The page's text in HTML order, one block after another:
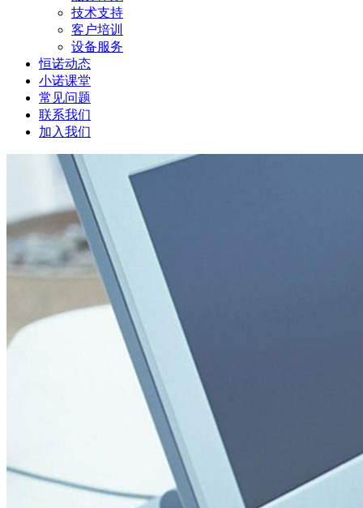
技术支持
客户培训
设备服务
恒诺动态
小诺课堂
常见问题
联系我们
加入我们